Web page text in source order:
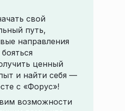
свой
путь,
направления
ценный
и найти себя —
с «Форус»!
возможности